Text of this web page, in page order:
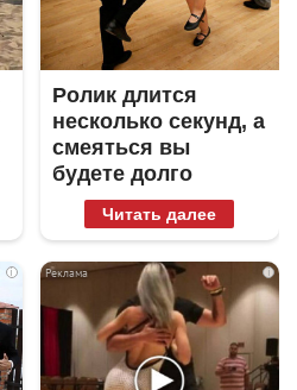
Ролик длится
несколько секунд, а
смеяться вы
будете долго
Читать далее
i i